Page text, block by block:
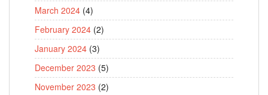
March 2024 (4)
February 2024 (2)
January 2024 (3)
December 2023 (5)
November 2023 (2)